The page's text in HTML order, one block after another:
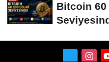
Bitcoin